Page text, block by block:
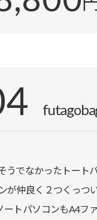
うでなかったトート
が仲良く２つくっつ
ートパソコンもA4フ